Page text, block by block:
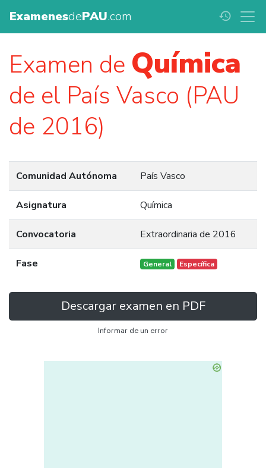
ExamenesdePAU.com history
Examen de Química
de el País Vasco (PAU
de 2016)
Comunidad Autónoma País Vasco
Asignatura Química
Convocatoria Extraordinaria de 2016
Fase General Específica
Descargar examen en PDF
Informar de un error